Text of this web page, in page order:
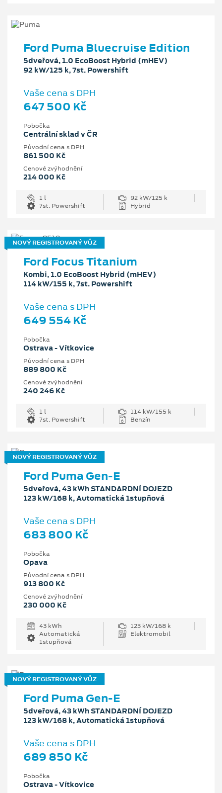
Ford Puma Bluecruise Edition
5dveřová, 1.0 EcoBoost Hybrid (mHEV)
92 kW/125 k, 7st. Powershift
Vaše cena s DPH
647 500 Kč
Pobočka
Centrální sklad v ČR
Původní cena s DPH
861 500 Kč
Cenové zvýhodnění
214 000 Kč
1 l
92 kW/125 k
7st. Powershift
Hybrid
NOVÝ REGISTROVANÝ VŮZ
Ford Focus Titanium
Kombi, 1.0 EcoBoost Hybrid (mHEV)
114 kW/155 k, 7st. Powershift
Vaše cena s DPH
649 554 Kč
Pobočka
Ostrava - Vítkovice
Původní cena s DPH
889 800 Kč
Cenové zvýhodnění
240 246 Kč
1 l
114 kW/155 k
7st. Powershift
Benzín
NOVÝ REGISTROVANÝ VŮZ
Ford Puma Gen-E
5dveřová, 43 kWh STANDARDNÍ DOJEZD
123 kW/168 k, Automatická 1stupňová
Vaše cena s DPH
683 800 Kč
Pobočka
Opava
Původní cena s DPH
913 800 Kč
Cenové zvýhodnění
230 000 Kč
43 kWh
123 kW/168 k
Automatická
1stupňová
Elektromobil
NOVÝ REGISTROVANÝ VŮZ
Ford Puma Gen-E
5dveřová, 43 kWh STANDARDNÍ DOJEZD
123 kW/168 k, Automatická 1stupňová
Vaše cena s DPH
689 850 Kč
Pobočka
Ostrava - Vítkovice